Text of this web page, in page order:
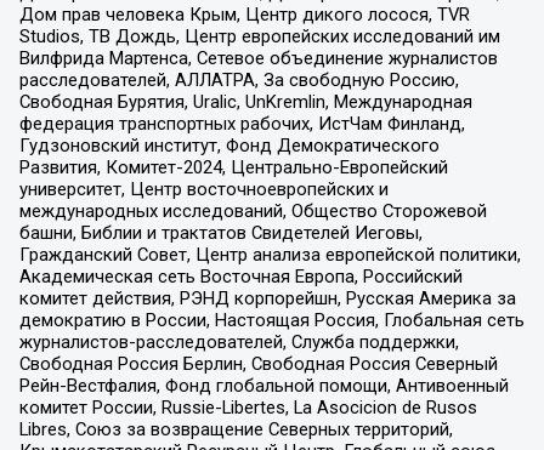
Дом прав человека Крым, Центр дикого лосося, TVR
Studios, ТВ Дождь, Центр европейских исследований им
Вилфрида Мартенса, Сетевое объединение журналистов
расследователей, АЛЛАТРА, За свободную Россию,
Свободная Бурятия, Uralic, UnKremlin, Международная
федерация транспортных рабочих, ИстЧам Финланд,
Гудзоновский институт, Фонд Демократического
Развития, Комитет-2024, Центрально-Европейский
университет, Центр восточноевропейских и
международных исследований, Общество Сторожевой
башни, Библии и трактатов Свидетелей Иеговы,
Гражданский Совет, Центр анализа европейской политики,
Академическая сеть Восточная Европа, Российский
комитет действия, РЭНД корпорейшн, Русская Америка за
демократию в России, Настоящая Россия, Глобальная сеть
журналистов-расследователей, Служба поддержки,
Свободная Россия Берлин, Свободная Россия Северный
Рейн-Вестфалия, Фонд глобальной помощи, Антивоенный
комитет России, Russie-Libertes, La Asocicion de Rusos
Libres, Союз за возвращение Северных территорий,